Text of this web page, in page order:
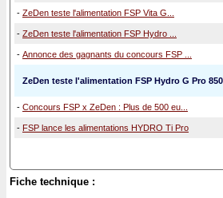
- ZeDen teste l'alimentation FSP Vita G...
- ZeDen teste l'alimentation FSP Hydro ...
- Annonce des gagnants du concours FSP ...
ZeDen teste l'alimentation FSP Hydro G Pro
- Concours FSP x ZeDen : Plus de 500 eu...
- FSP lance les alimentations HYDRO Ti Pro
Fiche technique :